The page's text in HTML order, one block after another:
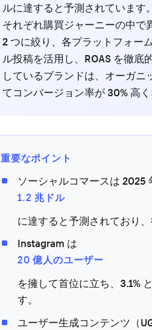
ルに達すると予測されていま
それぞれ購買ジャーニーの中で
2 つに絞り、各プラットフォー
ル投稿を活用し、ROAS を徹底
しているブランドは、オーガ
てコンバージョン率が 30% 高く
重要なポイント
ソーシャルコマースは 2025
1.2 兆ドル
に達すると予測されており
Instagram は
20 億人のユーザー
を擁して首位に立ち、3.1%
す。
ユーザー生成コンテンツ（